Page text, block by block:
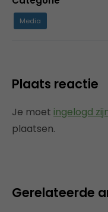
Media
Plaats reactie
Je moet ingelogd
plaatsen.
Gerelateerde